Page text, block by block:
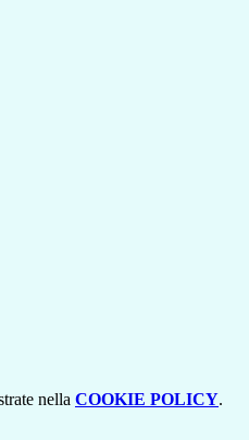
nella COOKIE POLICY.